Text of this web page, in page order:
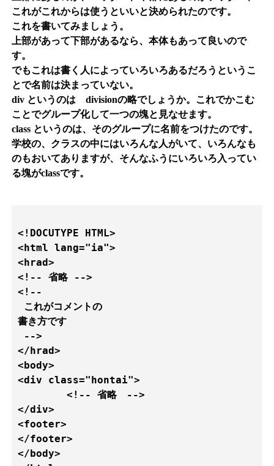
これがこれからは使うといいと決められたのです。
これを書いてみましょう。
上部があって下部があるなら、本体もあって良いので
す。
でもこれは書く人によっていろいろあるだろうというこ
とで名前は決まっていない。
div というのは divisionの略でしょうか。これでかこむ
ことでグループ化して一つの塊と見なせます。
class というのは、そのグループに名前をつけたのです。
学校の、クラスの中にはいろんな人がいて、いろんなも
のもおいてありますが、そんなふうにいろいろ入ってい
る塊がclassです。
<!DOCUTYPE HTML>
<html lang="ia">
<hrad>
<!-- 省略 -->
<!--
これがコメントの
書き方です
-->
</hrad>
<body>
<div class="hontai">
</div>
<footer>
</footer>
</body>